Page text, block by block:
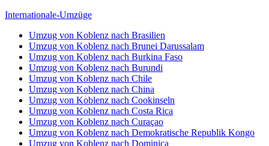
Internationale-Umzüge
Umzug von Koblenz nach Brasilien
Umzug von Koblenz nach Brunei Darussalam
Umzug von Koblenz nach Burkina Faso
Umzug von Koblenz nach Burundi
Umzug von Koblenz nach Chile
Umzug von Koblenz nach China
Umzug von Koblenz nach Cookinseln
Umzug von Koblenz nach Costa Rica
Umzug von Koblenz nach Curaçao
Umzug von Koblenz nach Demokratische Republik Kongo
Umzug von Koblenz nach Dominica